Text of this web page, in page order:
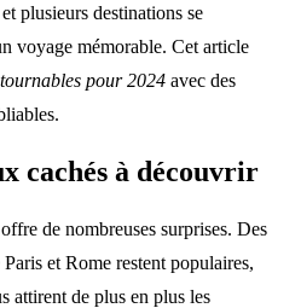
plusieurs destinations se
voyage mémorable. Cet article
pour 2024 avec des
cachés à découvrir
offre de nombreuses surprises. Des
et Rome restent populaires,
attirent de plus en plus les